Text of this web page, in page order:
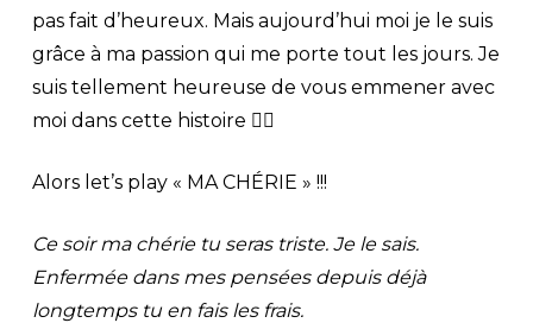
pas fait d’heureux. Mais aujourd’hui moi je le suis
grâce à ma passion qui me porte tout les jours. Je
suis tellement heureuse de vous emmener avec
moi dans cette histoire ❤️‍🔥
Alors let’s play « MA CHÉRIE » !!!
Ce soir ma chérie tu seras triste. Je le sais.
Enfermée dans mes pensées depuis déjà
longtemps tu en fais les frais.